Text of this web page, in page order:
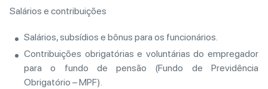
Salários e contribuições
Salários, subsídios e bônus para os funcionários.
Contribuições obrigatórias e voluntárias do empregador
para o fundo de pensão (Fundo de Previdência
Obrigatório – MPF).